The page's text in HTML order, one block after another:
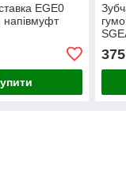
EGE0
напівмуфт
375